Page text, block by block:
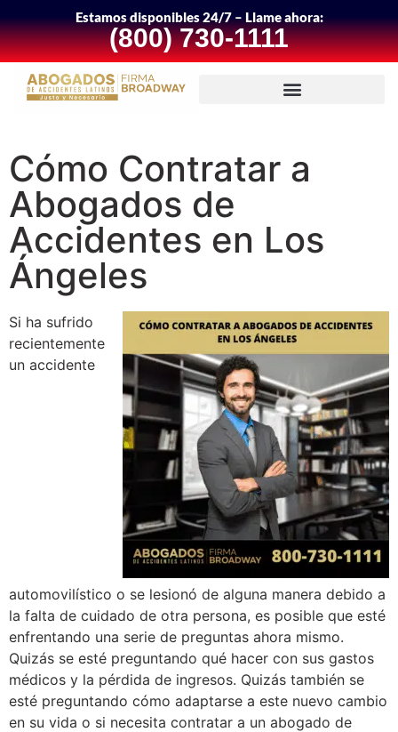
Estamos disponibles 24/7 – Llame ahora:
(800) 730-1111
Cómo Contratar a
Abogados de
Accidentes en Los
Ángeles
Si ha sufrido
recientemente
un accidente
automovilístico o se lesionó de alguna manera debido a
la falta de cuidado de otra persona, es posible que esté
enfrentando una serie de preguntas ahora mismo.
Quizás se esté preguntando qué hacer con sus gastos
médicos y la pérdida de ingresos. Quizás también se
esté preguntando cómo adaptarse a este nuevo cambio
en su vida o si necesita contratar a un abogado de